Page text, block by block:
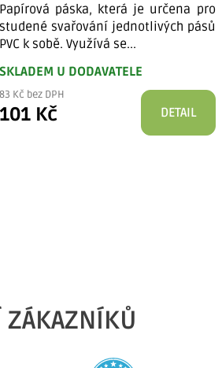
Papírová páska, která je určena pro
studené svařování jednotlivých pásů
PVC k sobě. Využívá se...
SKLADEM U DODAVATELE
83 Kč bez DPH
101 Kč DETAIL